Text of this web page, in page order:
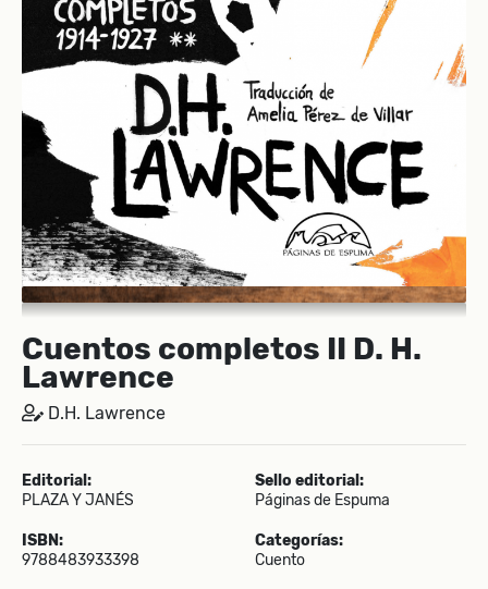
Cuentos completos II D. H.
Lawrence
D.H. Lawrence
Editorial:
PLAZA Y JANÉS
Sello editorial:
Páginas de Espuma
ISBN:
9788483933398
Categorías:
Cuento